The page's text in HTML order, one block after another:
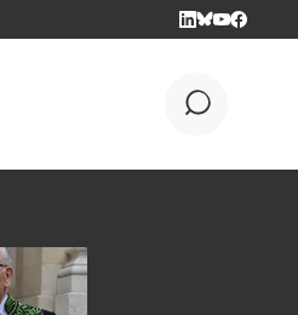
LINKEDIN
BLUESKY
YOUTUBE